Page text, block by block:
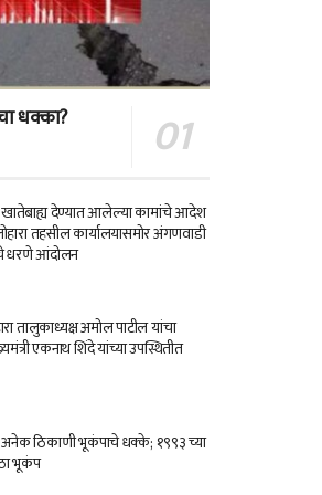
धक्का?
देण्यात आलेल्या कामांचे आदेश
तहसील कार्यालयासमोर अंगणवाडी
धरणे आंदोलन
तालुकाध्यक्ष अमोल पाटील यांचा
एकनाथ शिंदे यांच्या उपस्थितीत
अनेक ठिकाणी भूकंपाचे धक्के; १९९३ च्या
भूकंप